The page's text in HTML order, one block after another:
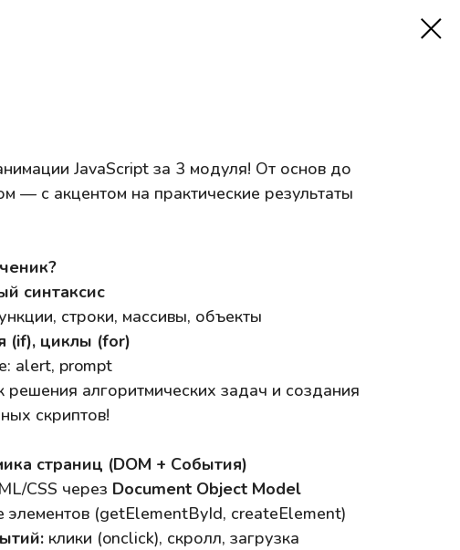
JavaScript за 3 модуля! От основ до
— с акцентом на практические результаты
синтаксис
строки, массивы, объекты
(if), циклы (for)
alert, prompt
алгоритмических задач и создания
скриптов!
страниц (DOM + События)
CSS через Document Object Model
элементов (getElementById, createElement)
клики (onclick), скролл, загрузка